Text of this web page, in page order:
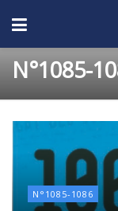
N°1085-
N°1085-1086